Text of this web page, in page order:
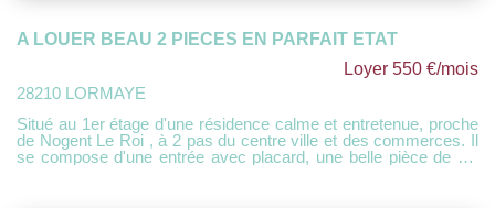
A LOUER BEAU 2 PIECES EN PARFAIT ETAT
Loyer 550 €/mois
28210 LORMAYE
Situé au 1er étage d'une résidence calme et entretenue, proche
de Nogent Le Roi , à 2 pas du centre ville et des commerces. Il
se compose d'une entrée avec placard, une belle pièce de vie